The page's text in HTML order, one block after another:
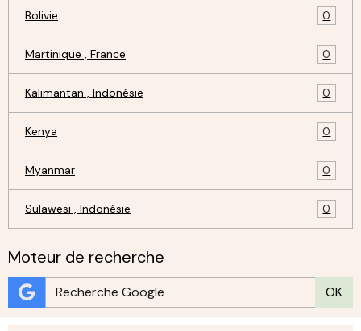
Bolivie 0
Martinique , France 0
Kalimantan , Indonésie 0
Kenya 0
Myanmar 0
Sulawesi , Indonésie 0
Moteur de recherche
OK